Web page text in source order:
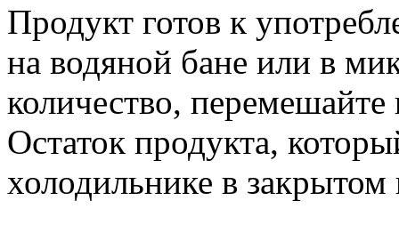
Продукт готов к
на водяной бане или в
количество, перемешайте
Остаток продукта,
холодильнике в закрытом